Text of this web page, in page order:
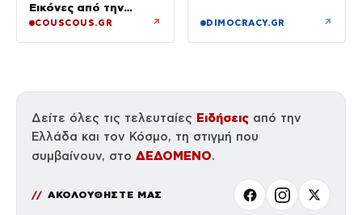
Εικόνες από την
Κεφαλονιά
COUSCOUS.GR ↗ DIMOCRACY.GR ↗
Δείτε όλες τις τελευταίες Ειδήσεις από την
Ελλάδα και τον Κόσμο, τη στιγμή που
συμβαίνουν, στο ΔΕΔΟΜΕΝΟ.
ΑΚΟΛΟΥΘΗΣΤΕ ΜΑΣ